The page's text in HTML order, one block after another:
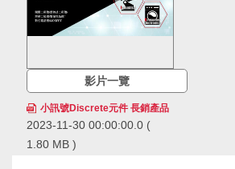
影片一覽
小訊號Discrete元件 長銷產品
2023-11-30 00:00:00.0 (
1.80 MB )